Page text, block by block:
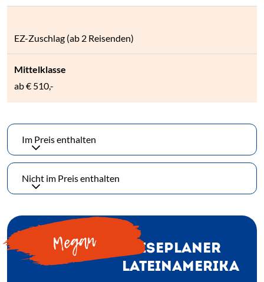
EZ-Zuschlag (ab 2 Reisenden)
ab € 510,-
Im Preis enthalten
Nicht im Preis enthalten
Megan
REISEPLANER
LATEINAMERIKA